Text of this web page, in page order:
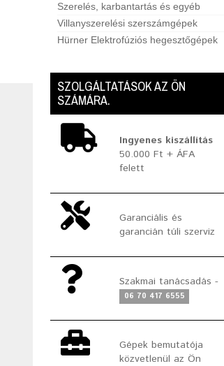
Szerelés, karbantartás és egyéb
Villanyszerelési szerszámgépek
Hürner Elektrofúziós hegesztőgépek
SZOLGÁLTATÁSOK AZ ÖN
SZÁMÁRA.
Ingyenes kiszállítás
50.000 Ft + ÁFA
felett
Garanciális és
garancián túli szerviz
Szakmai tanácsadás -
06 70 417 6555
Gépek bemutatója
közvetlenül az Ön